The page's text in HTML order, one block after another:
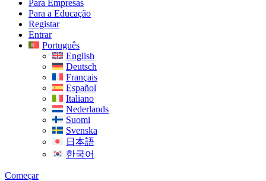
Para Empresas
Para a Educação
Registar
Entrar
Português
English
Deutsch
Français
Español
Italiano
Nederlands
Suomi
Svenska
日本語
한국어
Começar